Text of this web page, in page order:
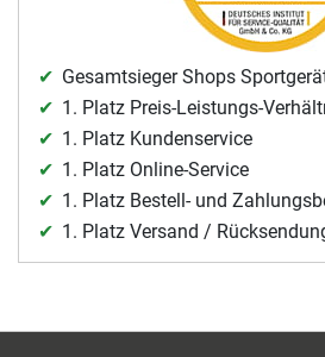
Gesamtsieger Shops
1. Platz Preis-Leistungs-
1. Platz Kundenservice
1. Platz Online-Service
1. Platz Bestell- und
1. Platz Versand /